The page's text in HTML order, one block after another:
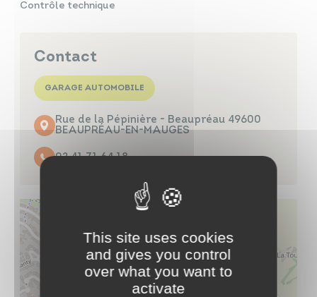
Contrôle technique
Contact
GARAGE AUTOMOBILE
Rue de la Pépinière - Beaupréau 49600
BEAUPRÉAU-EN-MAUGES
02 41 71 64 18
This site uses cookies
and gives you control
over what you want to
activate